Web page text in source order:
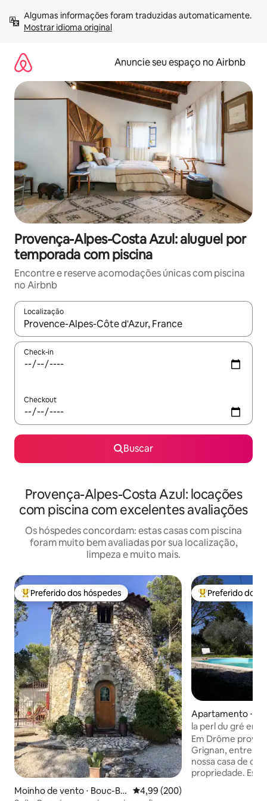
para
Mostrar idioma original
Anuncie seu espaço no Airbnb
Provença-Alpes-Costa Azul: aluguel por
temporada com piscina
Encontre e reserve acomodações únicas com piscina
no Airbnb
Localização
Quando os resultados estiverem disponíveis, explore-os
Check-in
Checkout
Buscar
Provença-Alpes-Costa Azul: locações
com piscina com excelentes avaliações
Os hóspedes concordam: estas casas com piscina
foram muito bem avaliadas por sua localização,
limpeza e muito mais.
Entre os melhores preferidos dos hóspedes
Preferido dos hóspedes
Moinho de vento ⋅ Bouc-Bel 4,99 de uma avaliação média de
4,99 (200)
Entre os
Preferido dos
Apartamento ⋅
e-lès-Grignan
la perl du gré em
grignan (26)
Em Drôme
Grignan, entre
nossa casa de
propriedade. Está